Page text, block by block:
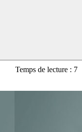
Temps de lecture : 7